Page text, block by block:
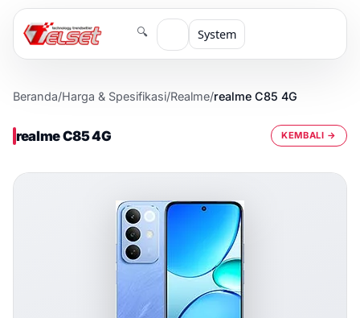
🔍 System
Beranda/Harga & Spesifikasi/Realme/realme C85 4G
realme C85 4G KEMBALI →